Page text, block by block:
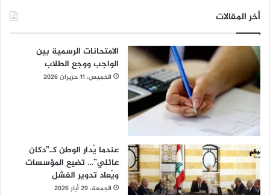
أخر المقالات
الامتحانات الرسمية بين
الواجب ووجع الطلاب
الخميس، 11 حزيران 2026
عندما يُدار الوطن كـ”دكان
عائلي”… تضيع المؤسسات
ويُعاد تدوير الفشل
الجمعة، 29 أيار 2026